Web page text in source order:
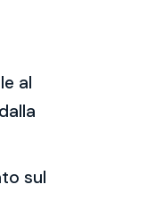
al
sul